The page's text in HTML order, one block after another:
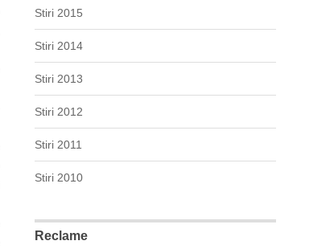
Stiri 2015
Stiri 2014
Stiri 2013
Stiri 2012
Stiri 2011
Stiri 2010
Reclame